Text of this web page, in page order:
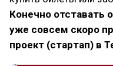
Конечно отставать
уже совсем скоро
проект (стартап) в